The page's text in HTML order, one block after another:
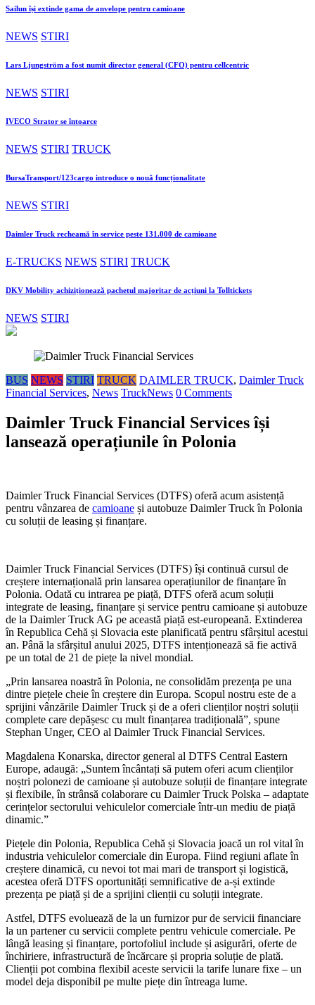
Sailun își extinde gama de anvelope pentru camioane
NEWS STIRI
Lars Ljungström a fost numit director general (CFO) pentru cellcentric
NEWS STIRI
IVECO Strator se întoarce
NEWS STIRI TRUCK
BursaTransport/123cargo introduce o nouă funcționalitate
NEWS STIRI
Daimler Truck recheamă în service peste 131.000 de camioane
E-TRUCKS NEWS STIRI TRUCK
DKV Mobility achiziționează pachetul majoritar de acțiuni la Tolltickets
NEWS STIRI
BUS NEWS STIRI TRUCK DAIMLER TRUCK, Daimler Truck
Financial Services, News TruckNews 0 Comments
Daimler Truck Financial Services își
lansează operațiunile în Polonia
Daimler Truck Financial Services (DTFS) oferă acum asistență
pentru vânzarea de camioane și autobuze Daimler Truck în Polonia
cu soluții de leasing și finanțare.
Daimler Truck Financial Services (DTFS) își continuă cursul de
creștere internațională prin lansarea operațiunilor de finanțare în
Polonia. Odată cu intrarea pe piață, DTFS oferă acum soluții
integrate de leasing, finanțare și service pentru camioane și autobuze
de la Daimler Truck AG pe această piață est-europeană. Extinderea
în Republica Cehă și Slovacia este planificată pentru sfârșitul acestui
an. Până la sfârșitul anului 2025, DTFS intenționează să fie activă
pe un total de 21 de piețe la nivel mondial.
„Prin lansarea noastră în Polonia, ne consolidăm prezența pe una
dintre piețele cheie în creștere din Europa. Scopul nostru este de a
sprijini vânzările Daimler Truck și de a oferi clienților noștri soluții
complete care depășesc cu mult finanțarea tradițională”, spune
Stephan Unger, CEO al Daimler Truck Financial Services.
Magdalena Konarska, director general al DTFS Central Eastern
Europe, adaugă: „Suntem încântați să putem oferi acum clienților
noștri polonezi de camioane și autobuze soluții de finanțare integrate
și flexibile, în strânsă colaborare cu Daimler Truck Polska – adaptate
cerințelor sectorului vehiculelor comerciale într-un mediu de piață
dinamic.”
Piețele din Polonia, Republica Cehă și Slovacia joacă un rol vital în
industria vehiculelor comerciale din Europa. Fiind regiuni aflate în
creștere dinamică, cu nevoi tot mai mari de transport și logistică,
acestea oferă DTFS oportunități semnificative de a-și extinde
prezența pe piață și de a sprijini clienții cu soluții integrate.
Astfel, DTFS evoluează de la un furnizor pur de servicii financiare
la un partener cu servicii complete pentru vehicule comerciale. Pe
lângă leasing și finanțare, portofoliul include și asigurări, oferte de
închiriere, infrastructură de încărcare și propria soluție de plată.
Clienții pot combina flexibil aceste servicii la tarife lunare fixe – un
model deja disponibil pe multe piețe din întreaga lume.